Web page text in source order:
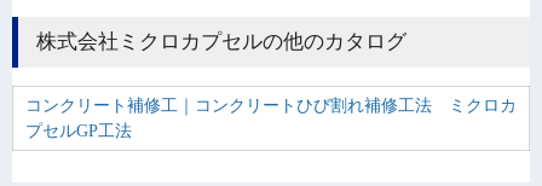
株式会社ミクロカプセルの他のカタログ
コンクリート補修工｜コンクリートひび割れ補修工法 ミクロカ
プセルGP工法